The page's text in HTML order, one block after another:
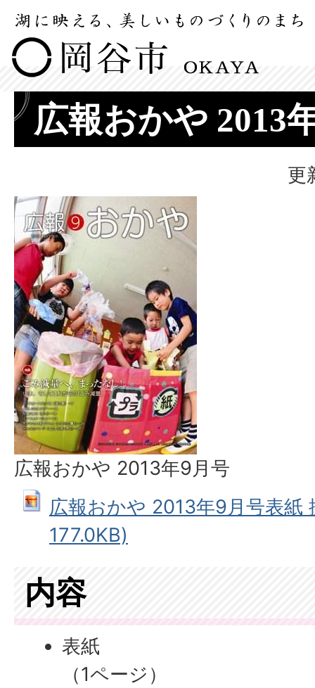
広報おかや 2013
更
広報おかや 2013年9月号
広報おかや 2013年9月号表紙
177.0KB)
内容
表紙
（1ページ）